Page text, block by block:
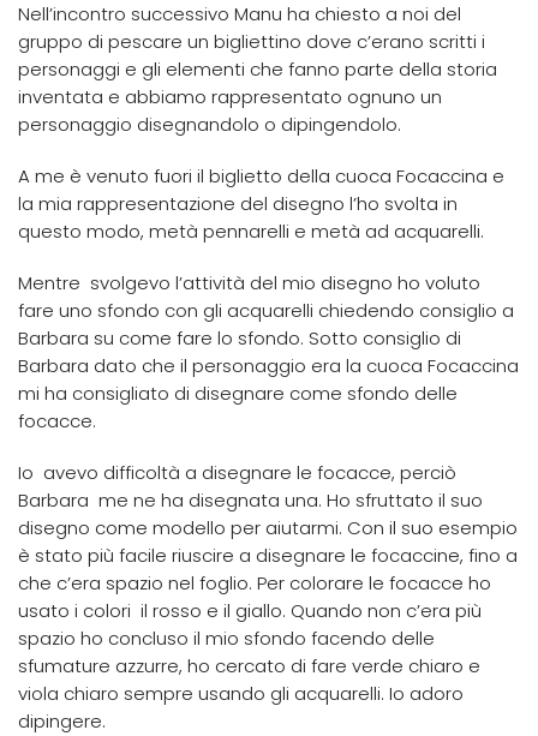
Nell’incontro successivo Manu ha chiesto a noi del
gruppo di pescare un bigliettino dove c’erano scritti i
personaggi e gli elementi che fanno parte della storia
inventata e abbiamo rappresentato ognuno un
personaggio disegnandolo o dipingendolo.
A me è venuto fuori il biglietto della cuoca Focaccina e
la mia rappresentazione del disegno l’ho svolta in
questo modo, metà pennarelli e metà ad acquarelli.
Mentre svolgevo l’attività del mio disegno ho voluto
fare uno sfondo con gli acquarelli chiedendo consiglio a
Barbara su come fare lo sfondo. Sotto consiglio di
Barbara dato che il personaggio era la cuoca Focaccina
mi ha consigliato di disegnare come sfondo delle
focacce.
Io avevo difficoltà a disegnare le focacce, perciò
Barbara me ne ha disegnata una. Ho sfruttato il suo
disegno come modello per aiutarmi. Con il suo esempio
è stato più facile riuscire a disegnare le focaccine, fino a
che c’era spazio nel foglio. Per colorare le focacce ho
usato i colori il rosso e il giallo. Quando non c’era più
spazio ho concluso il mio sfondo facendo delle
sfumature azzurre, ho cercato di fare verde chiaro e
viola chiaro sempre usando gli acquarelli. Io adoro
dipingere.